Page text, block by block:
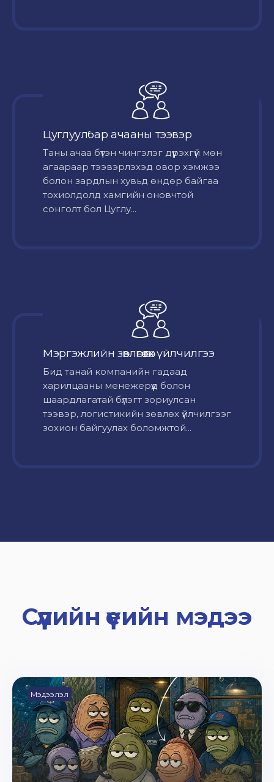
Цуглуулбар ачааны тээвэр
Таны ачаа бүтэн чингэлэг дүүрэхгүй мөн
агаараар тээвэрлэхэд овор хэмжээ
болон зардлын хувьд өндөр байгаа
тохиолдолд хамгийн оновчтой
сонголт бол Цуглу...
Мэргэжлийн зөвлөгөө өгөх үйлчилгээ
Бид танай компанийн гадаад
харилцааны менежерүүд болон
шаардлагатай бүлэгт зориулсан
тээвэр, логистикийн зөвлөх үйлчилгээг
зохион байгуулах боломжтой...
Сүүлийн үеийн мэдээ
Мэдээлэл